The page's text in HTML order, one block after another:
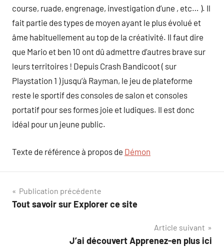
course, ruade, engrenage, investigation d’une , etc… ). Il
fait partie des types de moyen ayant le plus évolué et
âme habituellement au top de la créativité. Il faut dire
que Mario et ben 10 ont dû admettre d’autres brave sur
leurs territoires ! Depuis Crash Bandicoot ( sur
Playstation 1 ) jusqu’à Rayman, le jeu de plateforme
reste le sportif des consoles de salon et consoles
portatif pour ses formes joie et ludiques. Il est donc
idéal pour un jeune public.
Texte de référence à propos de Démon
Navigation
de
Publication précédente
Tout savoir sur Explorer ce site
Article suivant
J’ai découvert Apprenez-en plus ici